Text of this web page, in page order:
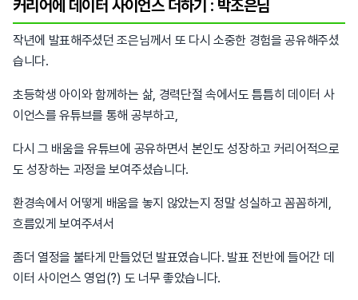
커리어에 데이터 사이언스 더하기 : 박조은님
작년에 발표해주셨던 조은님께서 또 다시 소중한 경험을 공유해주셨
습니다.
초등학생 아이와 함께하는 삶, 경력단절 속에서도 틈틈히 데이터 사
이언스를 유튜브를 통해 공부하고,
다시 그 배움을 유튜브에 공유하면서 본인도 성장하고 커리어적으로
도 성장하는 과정을 보여주셨습니다.
환경속에서 어떻게 배움을 놓지 않았는지 정말 성실하고 꼼꼼하게,
흐름있게 보여주셔서
좀더 열정을 불타게 만들었던 발표였습니다. 발표 전반에 들어간 데
이터 사이언스 영업(?) 도 너무 좋았습니다.